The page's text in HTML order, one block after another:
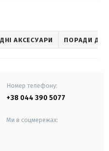
АКСЕСУАРИ ПОРАДИ ДЛЯ
Номер телефону:
+38 044 390 5077
Ми в соцмережах: